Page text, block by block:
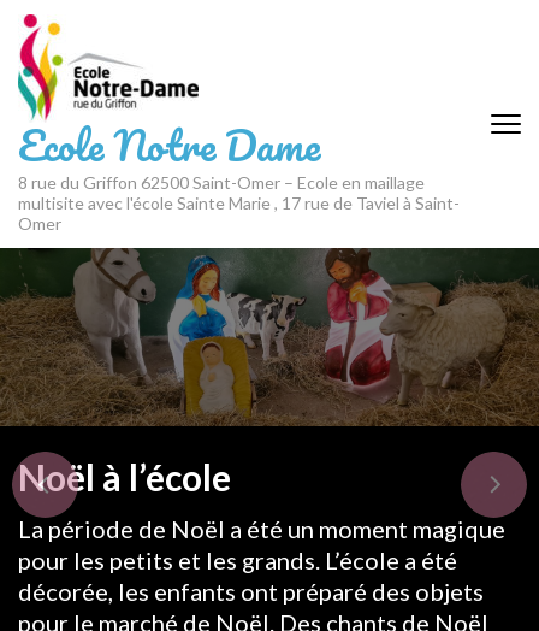
Aller
au
contenu
(Pressez
Entrée)
Ecole Notre Dame
8 rue du Griffon 62500 Saint-Omer – Ecole en maillage
multisite avec l'école Sainte Marie , 17 rue de Taviel à Saint-
Omer
Noël à l’école
La période de Noël a été un moment magique
pour les petits et les grands. L’école a été
décorée, les enfants ont préparé des objets
pour le marché de Noël. Des chants de Noël